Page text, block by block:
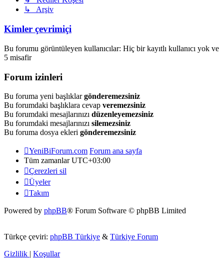
↳ Arşiv
Kimler çevrimiçi
Bu forumu görüntüleyen kullanıcılar: Hiç bir kayıtlı kullanıcı yok ve
5 misafir
Forum izinleri
Bu foruma yeni başlıklargönderemezsiniz
Bu forumdaki başlıklara cevap veremezsiniz
Bu forumdaki mesajlarınızı düzenleyemezsiniz
Bu forumdaki mesajlarınızı silemezsiniz
Bu foruma dosya ekleri gönderemezsiniz
YeniBiForum.com Forum ana sayfa
Tüm zamanlarUTC+03:00
Çerezleri sil
Üyeler
Takım
Powered by phpBB® Forum Software © phpBB Limited
Türkçe çeviri: phpBB Türkiye & Türkiye Forum
Gizlilik | Koşullar